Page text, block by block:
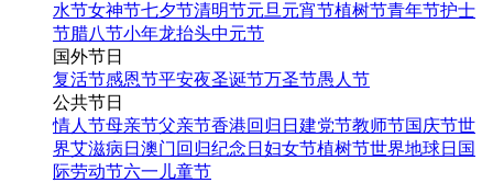
水节女神节七夕节清明节元旦 元宵节植树节青年节护士
节腊八节小年龙抬头中元节
国外节日
复活节感恩节平安夜圣诞节万圣节愚人节
公共节日
情人节母亲节父亲节香港回归日 建党节教师节国庆节世
界艾滋病日 澳门回归纪念日 妇女节植树节世界地球日 国
际劳动节六一儿童节